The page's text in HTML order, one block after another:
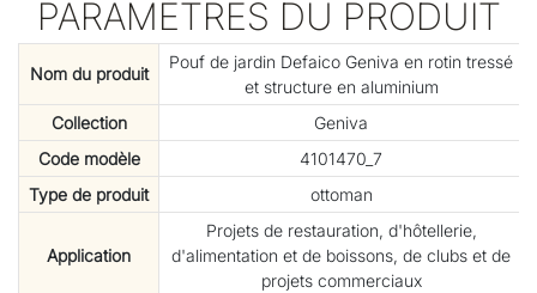
PARAMÈTRES DU PRODUIT
Nom du produit
Pouf de jardin Defaico Geniva en rotin tressé
et structure en aluminium
Collection
Geniva
Code modèle
4101470_7
Type de produit
ottoman
Application
Projets de restauration, d'hôtellerie,
d'alimentation et de boissons, de clubs et de
projets commerciaux